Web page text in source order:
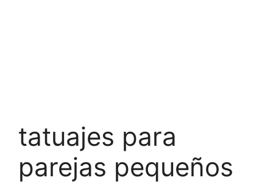
tatuajes para
parejas pequeños